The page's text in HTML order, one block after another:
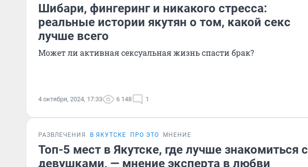
Шибари, фингеринг и никакого стресса:
реальные истории якутян о том, какой секс
лучше всего
Может ли активная сексуальная жизнь спасти брак?
4 октября, 2024, 17:33 6 148 1
РАЗВЛЕЧЕНИЯ В ЯКУТСКЕ ПРО ЭТО МНЕНИЕ
Топ-5 мест в Якутске, где лучше знакомиться с
девушками, — мнение эксперта в любви